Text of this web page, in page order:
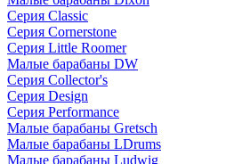
Серия Classic
Серия Cornerstone
Серия Little Roomer
Малые барабаны DW
Серия Collector's
Серия Design
Серия Performance
Малые барабаны Gretsch
Малые барабаны LDrums
Малые барабаны Ludwig